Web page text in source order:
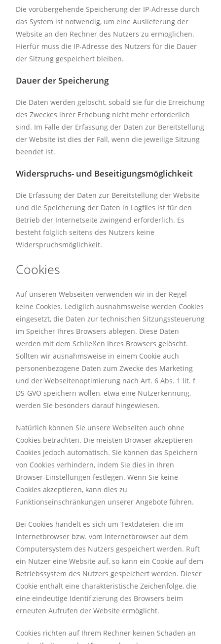
Die vorübergehende Speicherung der IP-Adresse durch
das System ist notwendig, um eine Auslieferung der
Website an den Rechner des Nutzers zu ermöglichen.
Hierfür muss die IP-Adresse des Nutzers für die Dauer
der Sitzung gespeichert bleiben.
Dauer der Speicherung
Die Daten werden gelöscht, sobald sie für die Erreichung
des Zweckes ihrer Erhebung nicht mehr erforderlich
sind. Im Falle der Erfassung der Daten zur Bereitstellung
der Website ist dies der Fall, wenn die jeweilige Sitzung
beendet ist.
Widerspruchs- und Beseitigungsmöglichkeit
Die Erfassung der Daten zur Bereitstellung der Website
und die Speicherung der Daten in Logfiles ist für den
Betrieb der Internetseite zwingend erforderlich. Es
besteht folglich seitens des Nutzers keine
Widerspruchsmöglichkeit.
Cookies
Auf unseren Webseiten verwenden wir in der Regel
keine Cookies. Lediglich ausnahmsweise werden Cookies
eingesetzt, die Daten zur technischen Sitzungssteuerung
im Speicher Ihres Browsers ablegen. Diese Daten
werden mit dem Schließen Ihres Browsers gelöscht.
Sollten wir ausnahmsweise in einem Cookie auch
personenbezogene Daten zum Zwecke des Marketing
und der Webseitenoptimierung nach Art. 6 Abs. 1 lit. f
DS-GVO speichern wollen, etwa eine Nutzerkennung,
werden Sie besonders darauf hingewiesen.
Natürlich können Sie unsere Webseiten auch ohne
Cookies betrachten. Die meisten Browser akzeptieren
Cookies jedoch automatisch. Sie können das Speichern
von Cookies verhindern, indem Sie dies in Ihren
Browser-Einstellungen festlegen. Wenn Sie keine
Cookies akzeptieren, kann dies zu
Funktionseinschränkungen unserer Angebote führen.
Bei Cookies handelt es sich um Textdateien, die im
Internetbrowser bzw. vom Internetbrowser auf dem
Computersystem des Nutzers gespeichert werden. Ruft
ein Nutzer eine Website auf, so kann ein Cookie auf dem
Betriebssystem des Nutzers gespeichert werden. Dieser
Cookie enthält eine charakteristische Zeichenfolge, die
eine eindeutige Identifizierung des Browsers beim
erneuten Aufrufen der Website ermöglicht.
Cookies richten auf Ihrem Rechner keinen Schaden an